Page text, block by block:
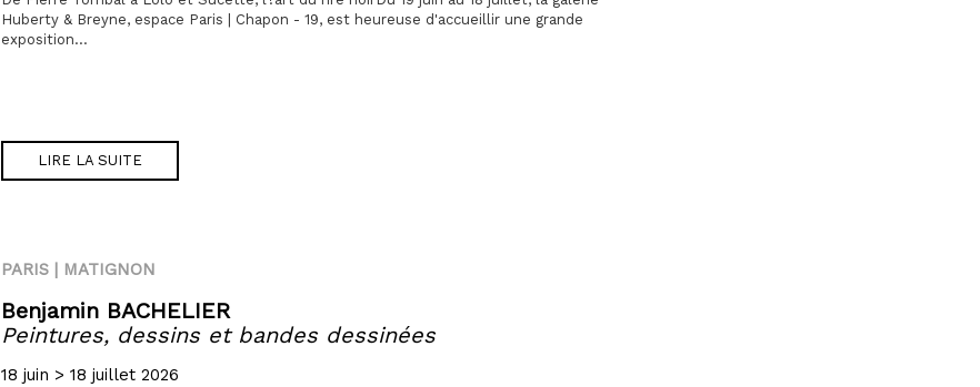
Huberty & Breyne, espace Paris | Chapon - 19, est heureuse d'accueillir une grande
exposition...
LIRE LA SUITE
PARIS | MATIGNON
Benjamin BACHELIER
Peintures, dessins et bandes dessinées
18 juin > 18 juillet 2026